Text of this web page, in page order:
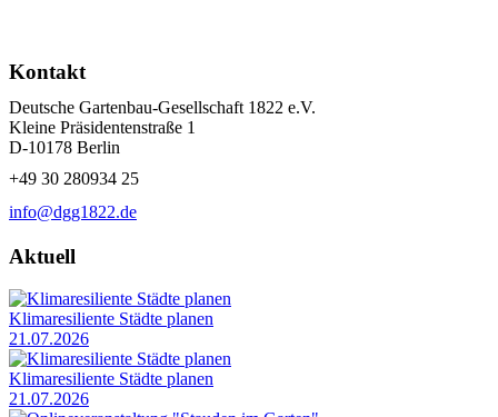
Kontakt
Deutsche Gartenbau-Gesellschaft 1822 e.V.
Kleine Präsidentenstraße 1
D-10178 Berlin
+49 30 280934 25
info@dgg1822.de
Aktuell
Klimaresiliente Städte planen
21.07.2026
Klimaresiliente Städte planen
21.07.2026